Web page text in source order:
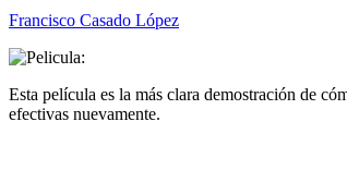
Francisco Casado López
Esta película es la más clara demostración de
efectivas nuevamente.